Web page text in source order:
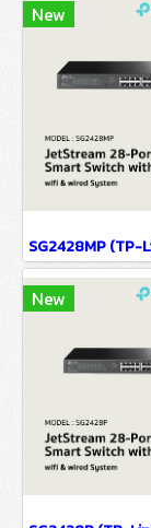
New
New